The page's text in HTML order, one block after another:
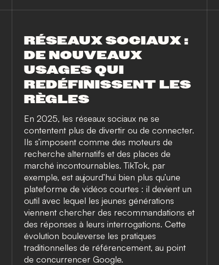
RÉSEAUX SOCIAUX :
DE NOUVEAUX
USAGES QUI
REDÉFINISSENT LES
RÈGLES
En 2025, les réseaux sociaux ne se
contentent plus de divertir ou de connecter.
Ils s’imposent comme des moteurs de
recherche alternatifs et des places de
marché incontournables. TikTok, par
exemple, est aujourd’hui bien plus qu’une
plateforme de vidéos courtes : il devient un
outil avec lequel les jeunes générations
viennent chercher des recommandations et
des réponses à leurs interrogations. Cette
évolution bouleverse les pratiques
traditionnelles de référencement, au point
de concurrencer Google.